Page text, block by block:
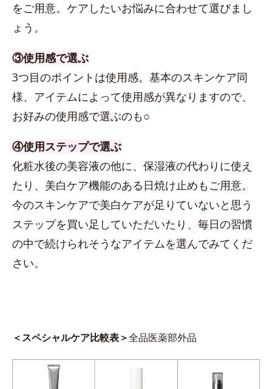
をご用意。ケアしたいお悩みに合わせて選びまし
ょう。
③使用感で選ぶ
3つ目のポイントは使用感。基本のスキンケア同
様、アイテムによって使用感が異なりますので、
お好みの使用感で選ぶのも○
④使用ステップで選ぶ
化粧水後の美容液の他に、保湿液の代わりに使え
たり、美白ケア機能のある日焼け止めもご用意。
今のスキンケアで美白ケアが足りていないと思う
ステップを買い足していただいたり、毎日の習慣
の中で続けられそうなアイテムを選んでみてくだ
さい。
＜スペシャルケア比較表＞全品医薬部外品